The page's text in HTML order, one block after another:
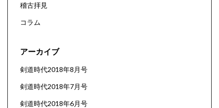
稽古拝見
コラム
アーカイブ
剣道時代2018年8月号
剣道時代2018年7月号
剣道時代2018年6月号